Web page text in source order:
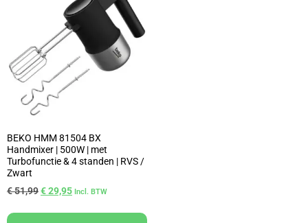
BEKO HMM 81504 BX
Handmixer | 500W | met
Turbofunctie & 4 standen | RVS /
Zwart
€51,99€29,95 Incl. BTW